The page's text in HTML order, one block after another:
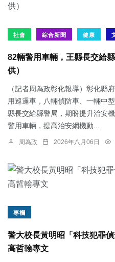
社會 綜合新聞 健康
82輛警用車輛，王縣長交給
供）
（記者周為政彰化報導）彰化縣
用巡邏車，八輛偵防車、一輛中
縣長交給縣警局，期盼提升治安
警用車輛，提高治安網機動...
周為政 2026年八月06日
專欄
警大校長黃明昭「科技犯罪
高哲翰專文